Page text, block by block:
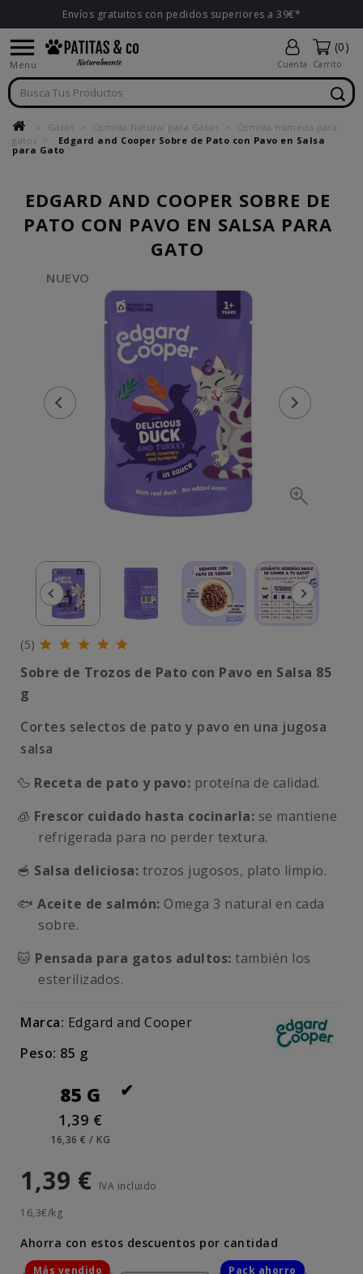
Envíos gratuitos con pedidos superiores a 39€*

Menu Cuenta
(0)
Carrito
Gatos Comida Natural para Gatos
Comida húmeda para
gatos
Edgard and Cooper Sobre de Pato con Pavo en Salsa
para Gato
EDGARD AND COOPER SOBRE DE
PATO CON PAVO EN SALSA PARA
GATO
NUEVO
(5)
Sobre de Trozos de Pato con Pavo en Salsa 85
g
Cortes selectos de pato y pavo en una jugosa
salsa
🦆 Receta de pato y pavo: proteína de calidad.
🧊 Frescor cuidado hasta cocinarla: se mantiene
refrigerada para no perder textura.
🥣 Salsa deliciosa: trozos jugosos, plato limpio.
🐟 Aceite de salmón: Omega 3 natural en cada
sobre.
🐱 Pensada para gatos adultos: también los
esterilizados.
Marca: Edgard and Cooper
Peso: 85 g
85 G
1,39 €
16,36 € / KG
1,39 € IVA incluido
16,3€/kg
Ahorra con estos descuentos por cantidad